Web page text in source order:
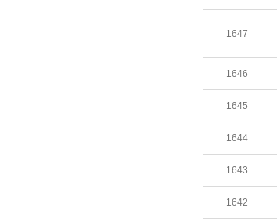
1647
1646
1645
1644
1643
1642